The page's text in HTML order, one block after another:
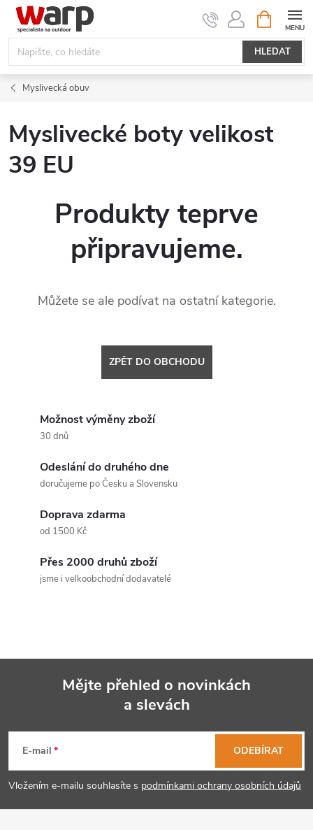
Přejít
obsah
HLEDAT
NÁKUPNÍ
KOŠÍK
Myslivecká obuv
Myslivecké boty velikost
39 EU
Produkty teprve
připravujeme.
Můžete se ale podívat na ostatní kategorie.
ZPĚT DO OBCHODU
Možnost výměny zboží
30 dnů
Odeslání do druhého dne
doručujeme po Česku a Slovensku
Doprava zdarma
od 1500 Kč
Přes 2000 druhů zboží
jsme i velkoobchodní dodavatelé
p
Mějte přehled o novinkách
a slevách
E-mail
Vložením e-mailu souhlasíte s podmínkami ochrany osobních údajů
ODEBÍRAT